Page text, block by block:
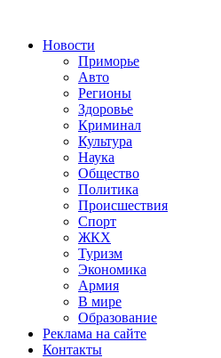
Новости
Приморье
Авто
Регионы
Здоровье
Криминал
Культура
Наука
Общество
Политика
Происшествия
Спорт
ЖКХ
Туризм
Экономика
Армия
В мире
Образование
Реклама на сайте
Контакты